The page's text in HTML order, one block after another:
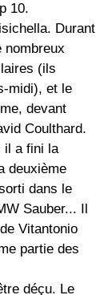
10.
Durant
nombreux
(ils
midi), et le
devant
Coulthard.
il a fini la
deuxième
dans le
Sauber... Il
Vitantonio
partie des
déçu. Le